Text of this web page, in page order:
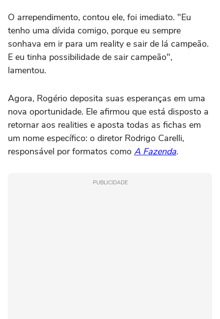
O arrependimento, contou ele, foi imediato. "Eu
tenho uma dívida comigo, porque eu sempre
sonhava em ir para um reality e sair de lá campeão.
E eu tinha possibilidade de sair campeão",
lamentou.
Agora, Rogério deposita suas esperanças em uma
nova oportunidade. Ele afirmou que está disposto a
retornar aos realities e aposta todas as fichas em
um nome específico: o diretor Rodrigo Carelli,
responsável por formatos como A Fazenda.
PUBLICIDADE